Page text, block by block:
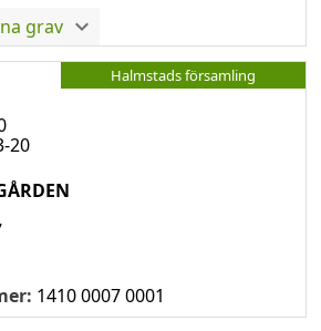
grav
Halmstads församling
20
1410 0007 0001